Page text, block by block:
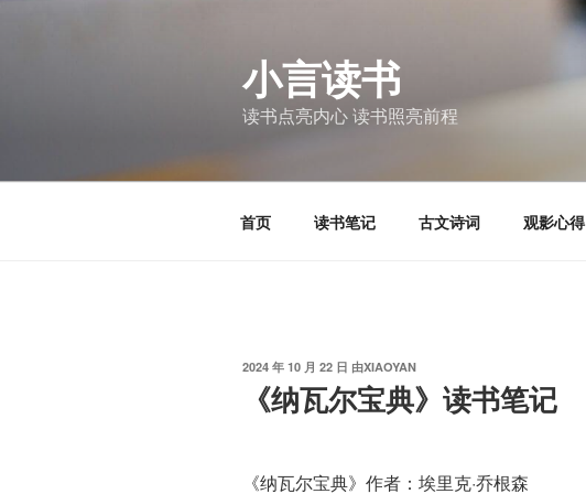
小言读书
读书点亮内心 读书照亮前程
首页 读书笔记 古文诗词 观影心得
发
2024 年 10 月 22 日 由XIAOYAN
《纳瓦尔宝典》读书笔记
《纳瓦尔宝典》作者：埃里克·乔根森